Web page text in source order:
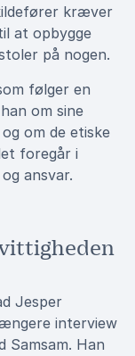
kræver
at opbygge
på nogen.
følger en
om sine
om de etiske
foregår i
ansvar.
Jesper
interview
Samsam. Han